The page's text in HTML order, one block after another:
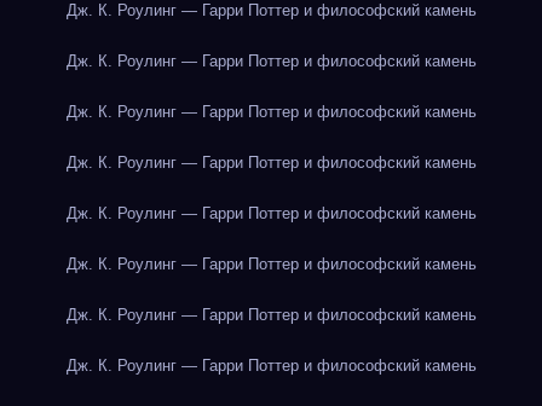
Дж. К. Роулинг — Гарри Поттер и философский камень
Дж. К. Роулинг — Гарри Поттер и философский камень
Дж. К. Роулинг — Гарри Поттер и философский камень
Дж. К. Роулинг — Гарри Поттер и философский камень
Дж. К. Роулинг — Гарри Поттер и философский камень
Дж. К. Роулинг — Гарри Поттер и философский камень
Дж. К. Роулинг — Гарри Поттер и философский камень
Дж. К. Роулинг — Гарри Поттер и философский камень